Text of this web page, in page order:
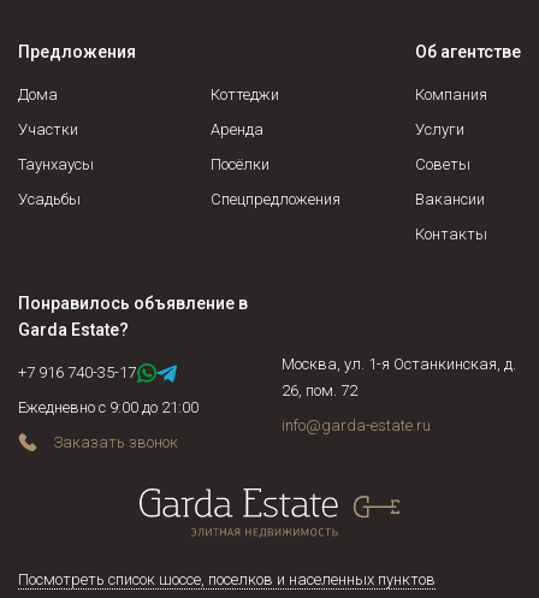
Предложения
Дома
Участки
Таунхаусы
Усадьбы
Коттеджи
Аренда
Посёлки
Спецпредложения
Об агентстве
Компания
Услуги
Советы
Вакансии
Контакты
Понравилось объявление в
Garda Estate?
+7 916 740-35-17
Ежедневно с 9:00 до 21:00
Заказать звонок
Москва, ул. 1-я Останкинская, д.
26, пом. 72
info@garda-estate.ru
Посмотреть список шоссе, поселков и населенных пунктов